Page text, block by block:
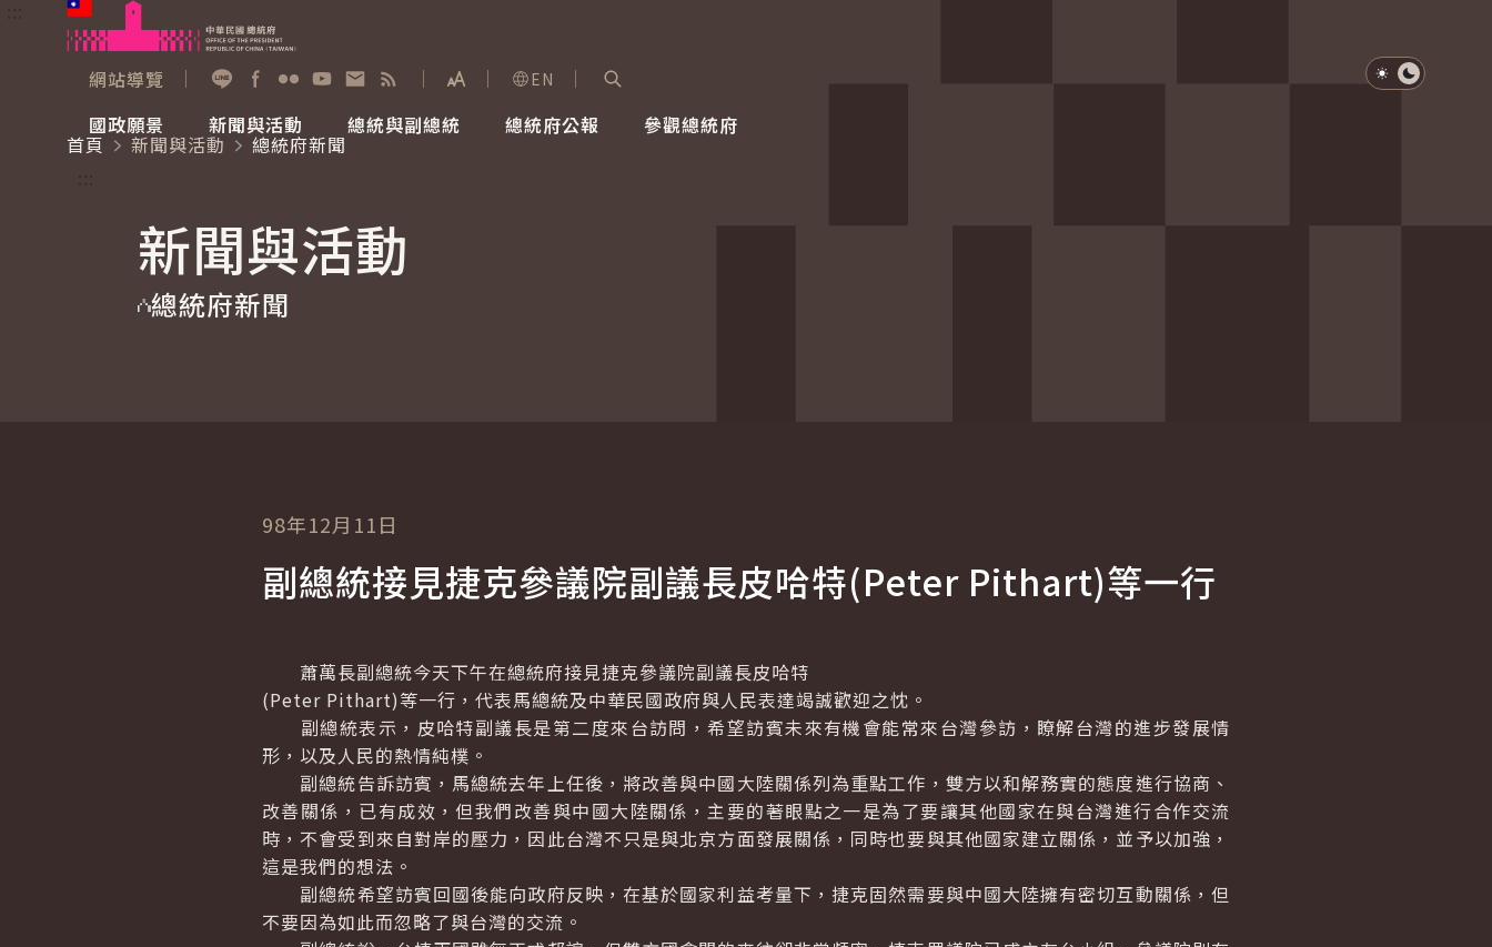
跳到主要內容
網站導覽
展開字級選單
EN
國政願景
國家氣候變遷對策委員會
重要談話
新聞與活動
總統府新聞
影音頻道
總統與副總統
賴清德總統
總統府公報 參觀總統府
參觀資訊
淺色模式
深色模式
首頁
新聞與活動
總統府新聞
新聞與活動
總統府新聞
98年12月11日
副總統接見捷克參議院副議長皮哈特(Peter Pithart)等一行
蕭萬長副總統今天下午在總統府接見捷克參議院副議長皮哈特
(Peter Pithart)等一行，代表馬總統及中華民國政府與人民表達竭誠歡迎之忱。
副總統表示，皮哈特副議長是第二度來台訪問，希望訪賓未來有機會能常來台灣參訪，瞭解台灣的進步發展情
形，以及人民的熱情純樸。
副總統告訴訪賓，馬總統去年上任後，將改善與中國大陸關係列為重點工作，雙方以和解務實的態度進行協商、
改善關係，已有成效，但我們改善與中國大陸關係，主要的著眼點之一是為了要讓其他國家在與台灣進行合作交流
時，不會受到來自對岸的壓力，因此台灣不只是與北京方面發展關係，同時也要與其他國家建立關係，並予以加強，
這是我們的想法。
副總統希望訪賓回國後能向政府反映，在基於國家利益考量下，捷克固然需要與中國大陸擁有密切互動關係，但
不要因為如此而忽略了與台灣的交流。